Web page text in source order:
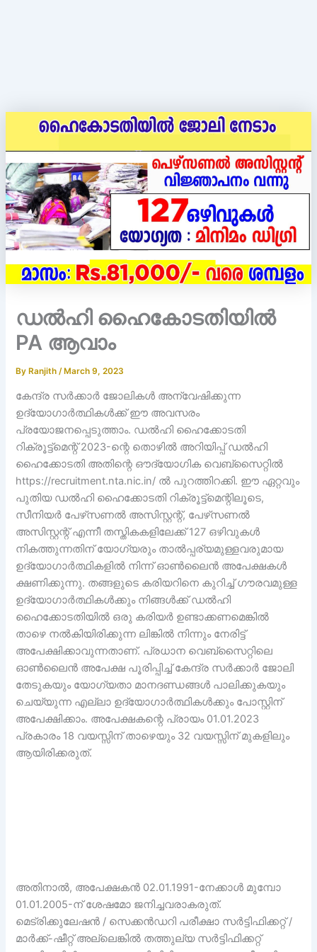
ഡൽഹി ഹൈകോടതിയിൽ
PA ആവാം
ByRanjith /March 9, 2023
കേന്ദ്ര സർക്കാർ ജോലികൾ അന്വേഷിക്കുന്ന
ഉദ്യോഗാർത്ഥികൾക്ക് ഈ അവസരം
പ്രയോജനപ്പെടുത്താം. ഡൽഹി ഹൈക്കോടതി
റിക്രൂട്ട്‌മെന്റ് 2023-ന്റെ തൊഴിൽ അറിയിപ്പ് ഡൽഹി
ഹൈക്കോടതി അതിന്റെ ഔദ്യോഗിക വെബ്‌സൈറ്റിൽ
https://recruitment.nta.nic.in/ ൽ പുറത്തിറക്കി. ഈ ഏറ്റവും
പുതിയ ഡൽഹി ഹൈക്കോടതി റിക്രൂട്ട്‌മെന്റിലൂടെ,
സീനിയർ പേഴ്‌സണൽ അസിസ്റ്റന്റ്, പേഴ്‌സണൽ
അസിസ്റ്റന്റ് എന്നീ തസ്തികകളിലേക്ക് 127 ഒഴിവുകൾ
നികത്തുന്നതിന് യോഗ്യരും താൽപ്പര്യമുള്ളവരുമായ
ഉദ്യോഗാർത്ഥികളിൽ നിന്ന് ഓൺലൈൻ അപേക്ഷകൾ
ക്ഷണിക്കുന്നു. തങ്ങളുടെ കരിയറിനെ കുറിച്ച് ഗൗരവമുള്ള
ഉദ്യോഗാർത്ഥികൾക്കും നിങ്ങൾക്ക് ഡൽഹി
ഹൈക്കോടതിയിൽ ഒരു കരിയർ ഉണ്ടാക്കണമെങ്കിൽ
താഴെ നൽകിയിരിക്കുന്ന ലിങ്കിൽ നിന്നും നേരിട്ട്
അപേക്ഷിക്കാവുന്നതാണ്. പ്രധാന വെബ്‌സൈറ്റിലെ
ഓൺലൈൻ അപേക്ഷ പൂരിപ്പിച്ച് കേന്ദ്ര സർക്കാർ ജോലി
തേടുകയും യോഗ്യതാ മാനദണ്ഡങ്ങൾ പാലിക്കുകയും
ചെയ്യുന്ന എല്ലാ ഉദ്യോഗാർത്ഥികൾക്കും പോസ്റ്റിന്
അപേക്ഷിക്കാം. അപേക്ഷകന്റെ പ്രായം 01.01.2023
പ്രകാരം 18 വയസ്സിന് താഴെയും 32 വയസ്സിന് മുകളിലും
ആയിരിക്കരുത്.
അതിനാൽ, അപേക്ഷകൻ 02.01.1991-നേക്കാൾ മുമ്പോ
01.01.2005-ന് ശേഷമോ ജനിച്ചവരാകരുത്.
മെട്രിക്കുലേഷൻ / സെക്കൻഡറി പരീക്ഷാ സർട്ടിഫിക്കറ്റ് /
മാർക്ക്-ഷീറ്റ് അല്ലെങ്കിൽ തത്തുല്യ സർട്ടിഫിക്കറ്റ്